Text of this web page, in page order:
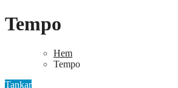
Tempo
Hem
Tempo
Tankar